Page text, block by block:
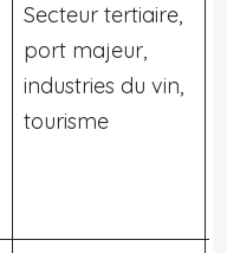
Secteur tertiaire,
port majeur,
industries du vin,
tourisme